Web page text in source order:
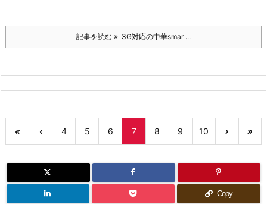
記事を読む 3G対応の中華smar ...
« ‹ 4 5 6 7 8 9 10 › »
Copy